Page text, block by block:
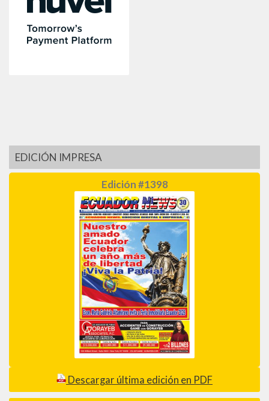
EDICIÓN IMPRESA
Edición #1398
Descargar última edición en PDF